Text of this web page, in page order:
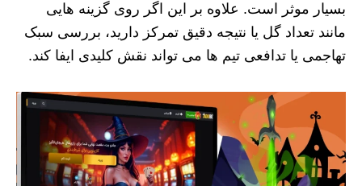
بسیار موثر است. علاوه بر این اگر روی گزینه هایی
مانند تعداد گل یا نتیجه دقیق تمرکز دارید، بررسی سبک
تهاجمی یا تدافعی تیم ها می تواند نقش کلیدی ایفا کند.